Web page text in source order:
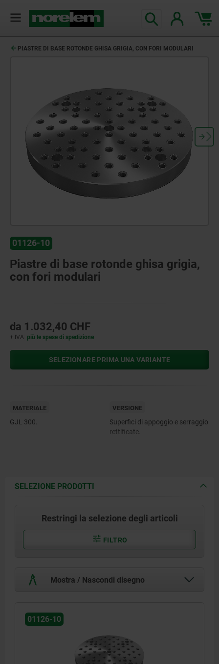
PIASTRE DI BASE ROTONDE GHISA GRIGIA, CON FORI MODULARI
01126-10
Piastre di base rotonde ghisa grigia,
con fori modulari
da 1.032,40 CHF
+ IVA più le spese di spedizione
SELEZIONARE PRIMA UNA VARIANTE
MATERIALE
GJL 300.
VERSIONE
Superfici di appoggio e serraggio
rettificate.
SELEZIONE PRODOTTI
Restringi la selezione degli articoli
FILTRO
Mostra / Nascondi disegno
01126-10